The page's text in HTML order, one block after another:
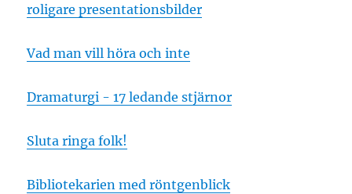
roligare presentationsbilder
Vad man vill höra och inte
Dramaturgi - 17 ledande stjärnor
Sluta ringa folk!
Bibliotekarien med röntgenblick